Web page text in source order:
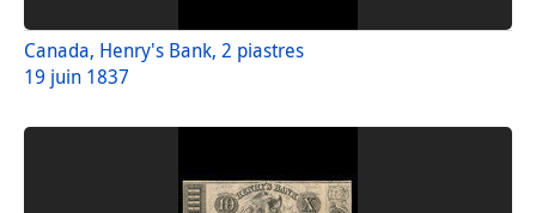
Canada, Henry's Bank, 2 piastres
19 juin 1837